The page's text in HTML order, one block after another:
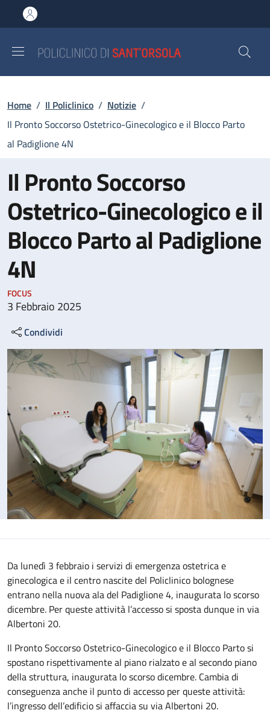
al contenuto principale
to footer content
Briciole di pane
Home / Il Policlinico / Notizie /
Il Pronto Soccorso Ostetrico-Ginecologico e il Blocco Parto
al Padiglione 4N
Il Pronto Soccorso
Ostetrico-Ginecologico e il
Blocco Parto al Padiglione
4N
FOCUS
3 Febbraio 2025
Condividi
Da lunedì 3 febbraio i servizi di emergenza ostetrica e
ginecologica e il centro nascite del Policlinico bolognese
entrano nella nuova ala del Padiglione 4, inaugurata lo scorso
dicembre. Per queste attività l’accesso si sposta dunque in via
Albertoni 20.
Il Pronto Soccorso Ostetrico-Ginecologico e il Blocco Parto si
spostano rispettivamente al piano rialzato e al secondo piano
della struttura, inaugurata lo scorso dicembre. Cambia di
conseguenza anche il punto di accesso per queste attività:
l’ingresso dell’edificio si affaccia su via Albertoni 20.